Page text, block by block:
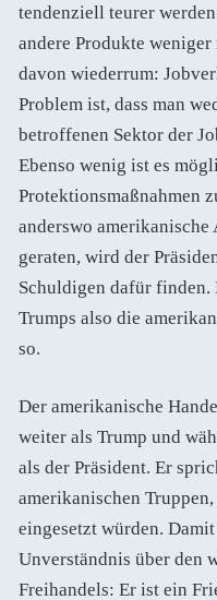
tendenziell teurer
andere Produkte
davon wiederrum:
Problem ist, dass man
betroffenen Sektor der
Ebenso wenig ist es
Protektionsmaßnahmen
anderswo
geraten, wird der
Schuldigen dafür
Trumps also die
so.
Der amerikanische
weiter als Trump und
als der Präsident. Er
amerikanischen
eingesetzt würden.
Unverständnis über den
Freihandels: Er ist ein